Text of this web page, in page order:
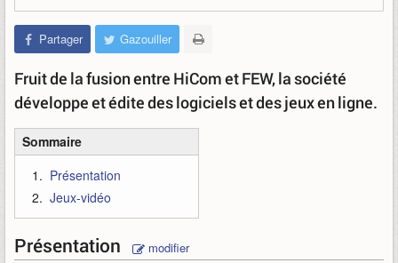
Partager Gazouiller
Fruit de la fusion entre HiCom et FEW, la société
développe et édite des logiciels et des jeux en ligne.
Sommaire
Présentation
Jeux-vidéo
Présentation modifier